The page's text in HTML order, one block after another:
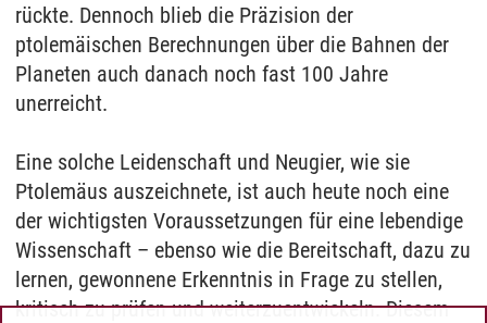
rückte. Dennoch blieb die Präzision der
ptolemäischen Berechnungen über die Bahnen der
Planeten auch danach noch fast 100 Jahre
unerreicht.
Eine solche Leidenschaft und Neugier, wie sie
Ptolemäus auszeichnete, ist auch heute noch eine
der wichtigsten Voraussetzungen für eine lebendige
Wissenschaft – ebenso wie die Bereitschaft, dazu zu
lernen, gewonnene Erkenntnis in Frage zu stellen,
kritisch zu prüfen und weiterzuentwickeln. Diesem